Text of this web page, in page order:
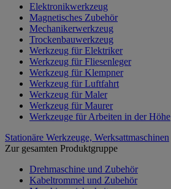
Elektronikwerkzeug
Magnetisches Zubehör
Mechanikerwerkzeug
Trockenbauwerkzeug
Werkzeug für Elektriker
Werkzeug für Fliesenleger
Werkzeug für Klempner
Werkzeug für Luftfahrt
Werkzeug für Maler
Werkzeug für Maurer
Werkzeuge für Arbeiten in der Höhe
Stationäre Werkzeuge, Werksattmaschinen
Zur gesamten Produktgruppe
Drehmaschine und Zubehör
Kabeltrommel und Zubehör